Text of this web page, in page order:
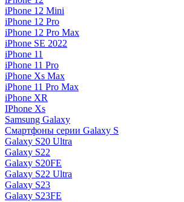
iPhone 12 Mini
iPhone 12 Pro
iPhone 12 Pro Max
iPhone SE 2022
iPhone 11
iPhone 11 Pro
iPhone Xs Max
iPhone 11 Pro Max
iPhone XR
IPhone Xs
Samsung Galaxy
Смартфоны серии Galaxy S
Galaxy S20 Ultra
Galaxy S22
Galaxy S20FE
Galaxy S22 Ultra
Galaxy S23
Galaxy S23FE